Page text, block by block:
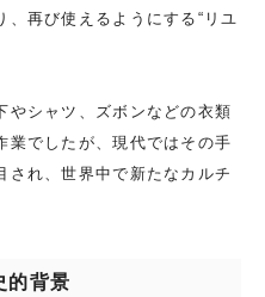
再び使えるようにする“リユ
やシャツ、ズボンなどの衣類
業でしたが、現代ではその手
され、世界中で新たなカルチ
的背景